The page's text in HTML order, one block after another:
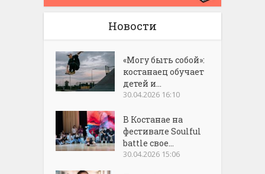
Новости
«Могу быть собой»:
костанаец обучает
детей и...
30.04.2026 16:10
В Костанае на
фестивале Soulful
battle свое...
30.04.2026 15:06